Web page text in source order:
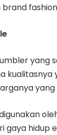
yang
kualitasnya
gaya hidup